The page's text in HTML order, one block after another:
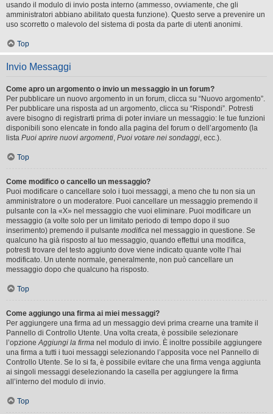
usando il modulo di invio posta interno (ammesso, ovviamente, che gli
amministratori abbiano abilitato questa funzione). Questo serve a prevenire un
uso scorretto o malevolo del sistema di posta da parte di utenti anonimi.
Top
Invio Messaggi
Come apro un argomento o invio un messaggio in un forum?
Per pubblicare un nuovo argomento in un forum, clicca su “Nuovo argomento”.
Per pubblicare una risposta ad un argomento, clicca su “Rispondi”. Potresti
avere bisogno di registrarti prima di poter inviare un messaggio: le tue funzioni
disponibili sono elencate in fondo alla pagina del forum o dell’argomento (la
lista Puoi aprire nuovi argomenti, Puoi votare nei sondaggi, ecc.).
Top
Come modifico o cancello un messaggio?
Puoi modificare o cancellare solo i tuoi messaggi, a meno che tu non sia un
amministratore o un moderatore. Puoi cancellare un messaggio premendo il
pulsante con la «X» nel messaggio che vuoi eliminare. Puoi modificare un
messaggio (a volte solo per un limitato periodo di tempo dopo il suo
inserimento) premendo il pulsante modifica nel messaggio in questione. Se
qualcuno ha già risposto al tuo messaggio, quando effettui una modifica,
potresti trovare del testo aggiunto dove viene indicato quante volte l’hai
modificato. Un utente normale, generalmente, non può cancellare un
messaggio dopo che qualcuno ha risposto.
Top
Come aggiungo una firma ai miei messaggi?
Per aggiungere una firma ad un messaggio devi prima crearne una tramite il
Pannello di Controllo Utente. Una volta creata, è possibile selezionare
l’opzioneAggiungi la firma nel modulo di invio. È inoltre possibile aggiungere
una firma a tutti i tuoi messaggi selezionando l’apposita voce nel Pannello di
Controllo Utente. Se lo si fa, è possibile evitare che una firma venga aggiunta
ai singoli messaggi deselezionando la casella per aggiungere la firma
all’interno del modulo di invio.
Top